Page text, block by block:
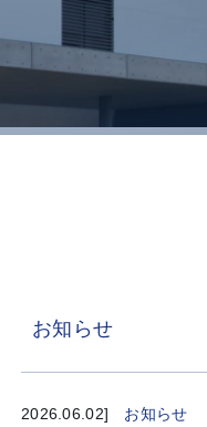
お知らせ
2026.06.02] お知らせ